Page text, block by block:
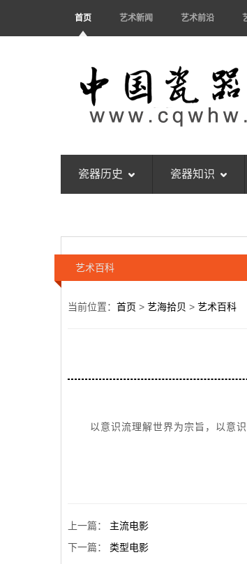
首页 艺术新闻 艺术前沿
瓷器历史 瓷器知识
艺术百科
当前位置： 首页 > 艺海拾贝 > 艺术百科
以意识流理解世界为宗旨，以意
上一篇： 主流电影
下一篇： 类型电影